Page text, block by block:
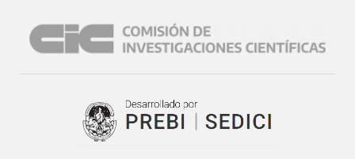
organizaciones.
Dicho proyecto está conformado por miembros de un
Informe, la misma fue desarrollada en la Facultad de
Ciencias Económicas de la Universidad Nacional de La
Plata (FCE-UNLP), bajo la dirección de Julio C.